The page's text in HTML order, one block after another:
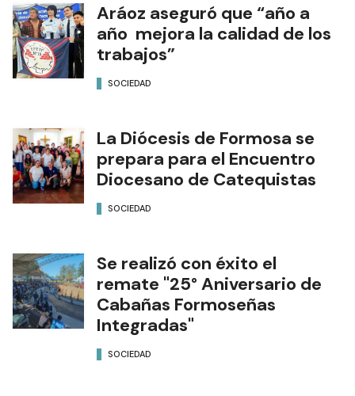
Aráoz aseguró que “año a
año mejora la calidad de los
trabajos”
SOCIEDAD
La Diócesis de Formosa se
prepara para el Encuentro
Diocesano de Catequistas
SOCIEDAD
Se realizó con éxito el
remate "25° Aniversario de
Cabañas Formoseñas
Integradas"
SOCIEDAD